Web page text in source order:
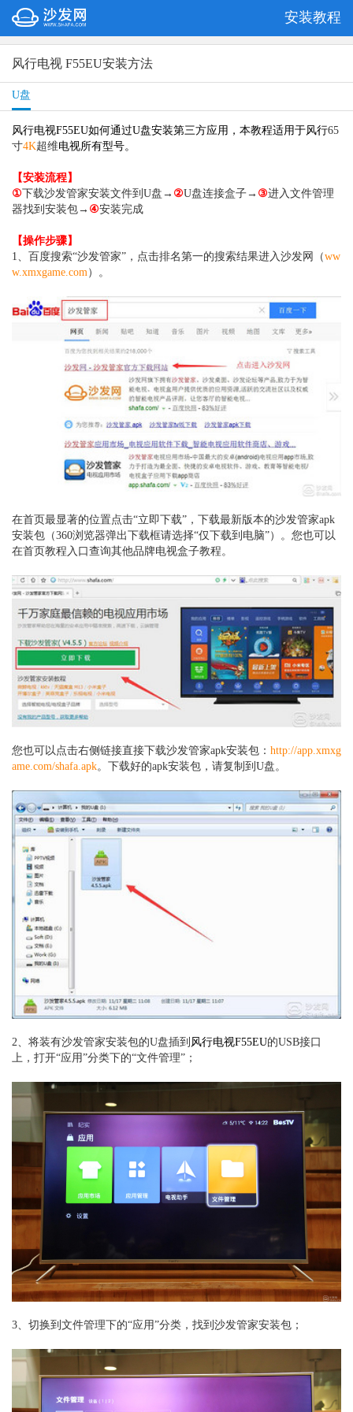
安装教程
风行电视 F55EU安装方法
U盘
风行电视F55EU如何通过U盘安装第三方应用，本教程适用于风行65
寸4K超维电视所有型号。
【安装流程】
①下载沙发管家安装文件到U盘→ ②U盘连接盒子→ ③进入文件管理
器找到安装包→ ④安装完成
【操作步骤】
1、百度搜索“沙发管家”，点击排名第一的搜索结果进入沙发网（ww
w.xmxgame.com）。
在首页最显著的位置点击“立即下载”，下载最新版本的沙发管家apk
安装包 （360浏览器弹出下载框请选择“仅下载到电脑”） 。 您也可以
在首页教程入口查询其他品牌电视盒子教程。
您也可以点击右侧链接直接下载沙发管家apk安装包： http://app.xmxg
ame.com/shafa.apk。 下载好的apk安装包，请复制到U盘。
2、将装有沙发管家安装包的U盘插到 风行电视F55EU的USB接口
上，打开“应用”分类下的“文件管理”；
3、切换到文件管理下的“应用”分类，找到沙发管家安装包；